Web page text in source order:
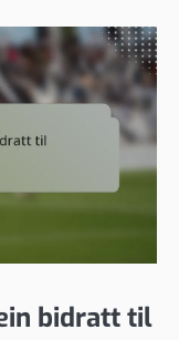
bidratt til